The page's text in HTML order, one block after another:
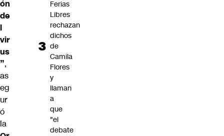
ón
de
l
vir
us
”,
as
eg
ur
ó
la
Ferias
Libres
rechazan
dichos
de
Camila
Flores
y
llaman
a
que
"el
debate